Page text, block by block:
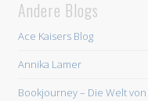
Andere Blogs
Ace Kaisers Blog
Annika Lamer
Bookjourney – Die Welt